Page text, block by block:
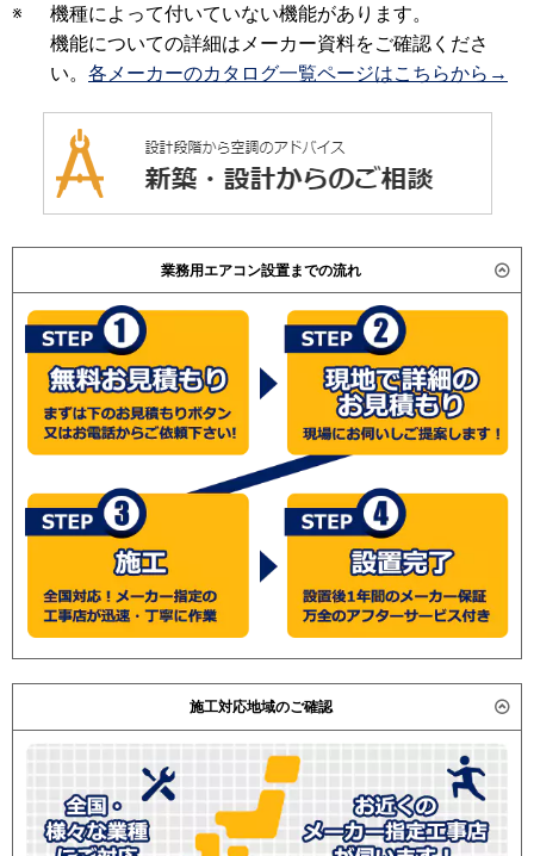
※
機種によって付いていない機能があります。
機能についての詳細はメーカー資料をご確認くださ
い。 各メーカーのカタログ一覧ページはこちらから→
業務用エアコン設置までの流れ
施工対応地域のご確認